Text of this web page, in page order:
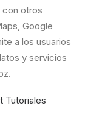
con otros
Google
a los usuarios
y servicios
Tutoriales